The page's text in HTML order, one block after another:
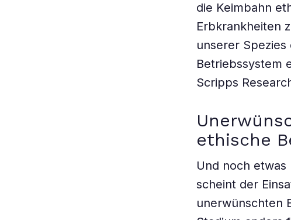
die Keimbahn
Erbkrankheiten
unserer
Betriebssystem
Scripps
ethische
Und noch
scheint der
unerwünschten